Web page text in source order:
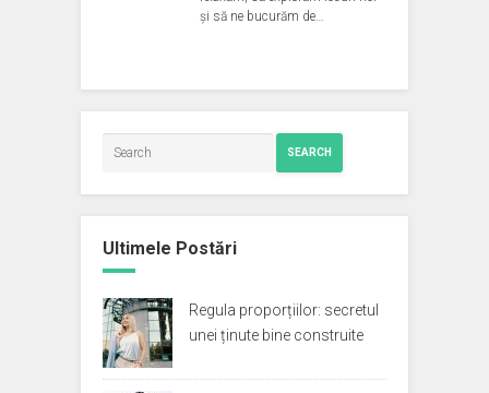
și să ne bucurăm de…
SEARCH
Ultimele Postări
Regula proporțiilor: secretul
unei ținute bine construite